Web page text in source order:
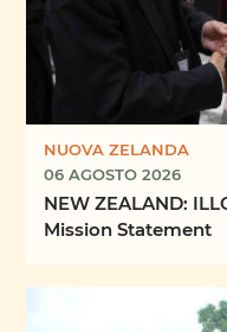
NUOVA ZELANDA
06 AGOSTO 2026
NEW ZEALAND:
Mission Statement